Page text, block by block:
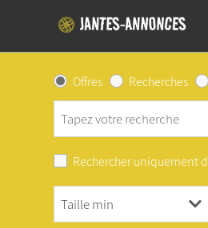
Offres Recherches
Rechercher uniquement